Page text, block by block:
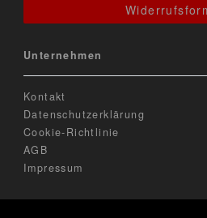
Unternehmen
Kontakt
Datenschutzerklärung
Cookie-Richtlinie
AGB
Impressum